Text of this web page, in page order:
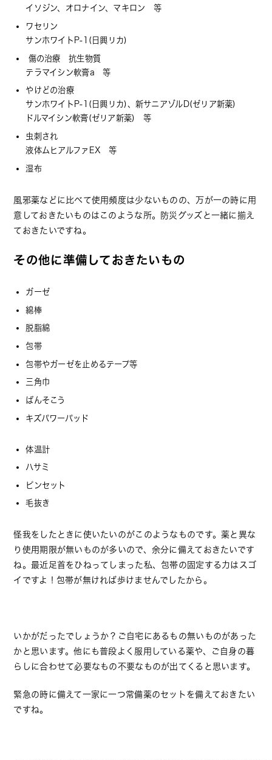
イソジン、オロナイン、マキロン 等
ワセリン
サンホワイトP-1(日興リカ)
傷の治療 抗生物質
テラマイシン軟膏a 等
やけどの治療
サンホワイトP-1(日興リカ)、新サニアゾルD(ゼリア新薬)
ドルマイシン軟膏(ゼリア新薬) 等
虫刺され
液体ムヒアルファEX 等
湿布
風邪薬などに比べて使用頻度は少ないものの、万が一の時に用
意しておきたいものはこのような所。防災グッズと一緒に揃え
ておきたいですね。
その他に準備しておきたいもの
ガーゼ
綿棒
脱脂綿
包帯
包帯やガーゼを止めるテープ等
三角巾
ばんそこう
キズパワーパッド
体温計
ハサミ
ピンセット
毛抜き
怪我をしたときに使いたいのがこのようなものです。薬と異な
り使用期限が無いものが多いので、余分に備えておきたいです
ね。最近足首をひねってしまった私、包帯の固定する力はスゴ
イですよ！包帯が無ければ歩けませんでしたから。
いかがだったでしょうか？ご自宅にあるもの無いものがあった
かと思います。他にも普段よく服用している薬や、ご自身の暮
らしに合わせて必要なもの不要なものが出てくると思います。
緊急の時に備えて一家に一つ常備薬のセットを備えておきたい
ですね。